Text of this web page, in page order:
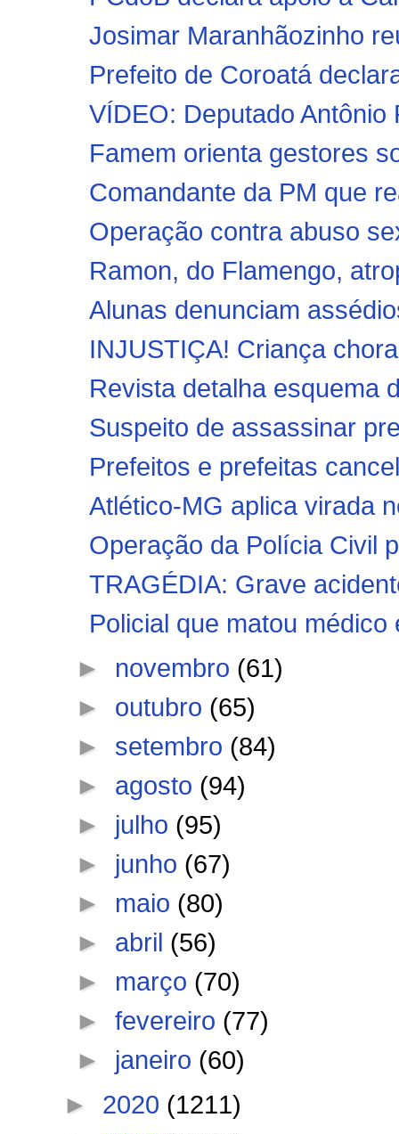
Josimar Maranhãozinho
Prefeito de Coroatá
VÍDEO: Deputado
Famem orienta gestores
Comandante da PM que
Operação contra abuso
Ramon, do Flamengo,
Alunas denunciam
INJUSTIÇA! Criança
Revista detalha esquema
Suspeito de assassinar
Prefeitos e prefeitas
Atlético-MG aplica virada
Operação da Polícia Civil
TRAGÉDIA: Grave
Policial que matou
► novembro (61)
► outubro (65)
► setembro (84)
► agosto (94)
► julho (95)
► junho (67)
► maio (80)
► abril (56)
► março (70)
►fevereiro (77)
► janeiro (60)
► 2020 (1211)